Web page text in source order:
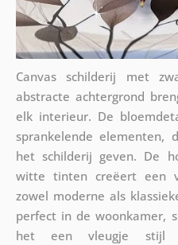
Canvas schilderij met
abstracte achtergrond
elk interieur. De
sprankelende elementen,
het schilderij geven. De
witte tinten creëert een
zowel moderne als
perfect in de woonkamer,
het een vleugje stijl